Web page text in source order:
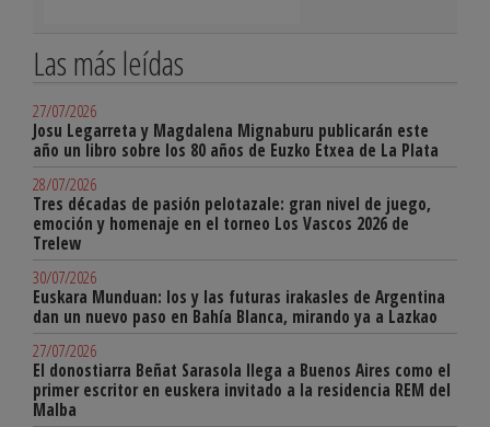
Las más leídas
27/07/2026
Josu Legarreta y Magdalena Mignaburu publicarán este
año un libro sobre los 80 años de Euzko Etxea de La Plata
28/07/2026
Tres décadas de pasión pelotazale: gran nivel de juego,
emoción y homenaje en el torneo Los Vascos 2026 de
Trelew
30/07/2026
Euskara Munduan: los y las futuras irakasles de Argentina
dan un nuevo paso en Bahía Blanca, mirando ya a Lazkao
27/07/2026
El donostiarra Beñat Sarasola llega a Buenos Aires como el
primer escritor en euskera invitado a la residencia REM del
Malba